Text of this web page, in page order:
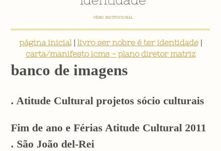
VÍDEO INSTITUCIONAL
página inicial| livro ser nobre é ter identidade|
carta/manifesto icms - plano diretor matriz
banco de imagens
. Atitude Cultural projetos sócio culturais
Fim de ano e Férias Atitude Cultural 2011
. São João del-Rei